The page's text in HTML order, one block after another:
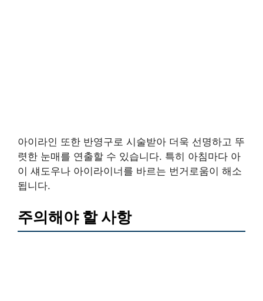
아이라인 또한 반영구로 시술받아 더욱 선명하고 뚜
렷한 눈매를 연출할 수 있습니다. 특히 아침마다 아
이 섀도우나 아이라이너를 바르는 번거로움이 해소
됩니다.
주의해야 할 사항